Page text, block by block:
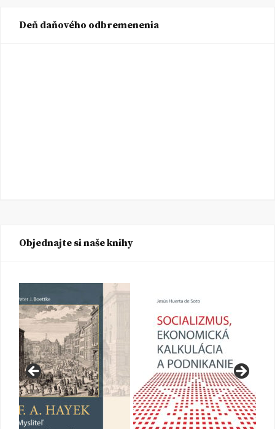
Deň daňového odbremenenia
Objednajte si naše knihy